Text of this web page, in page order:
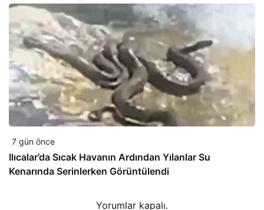
7 gün önce
Ilıcalar’da Sıcak Havanın Ardından Yılanlar Su
Kenarında Serinlerken Görüntülendi
Yorumlar kapalı.